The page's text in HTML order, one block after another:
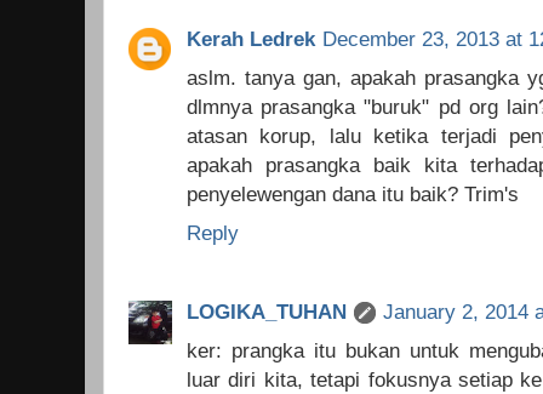
Kerah Ledrek December 23, 2013 at
aslm. tanya gan, apakah prasangka
dlmnya prasangka "buruk" pd org
atasan korup, lalu ketika terjadi
apakah prasangka baik kita
penyelewengan dana itu baik? Trim's
Reply
LOGIKA_TUHAN
January 2, 2014
ker: prangka itu bukan untuk
luar diri kita, tetapi fokusnya setiap